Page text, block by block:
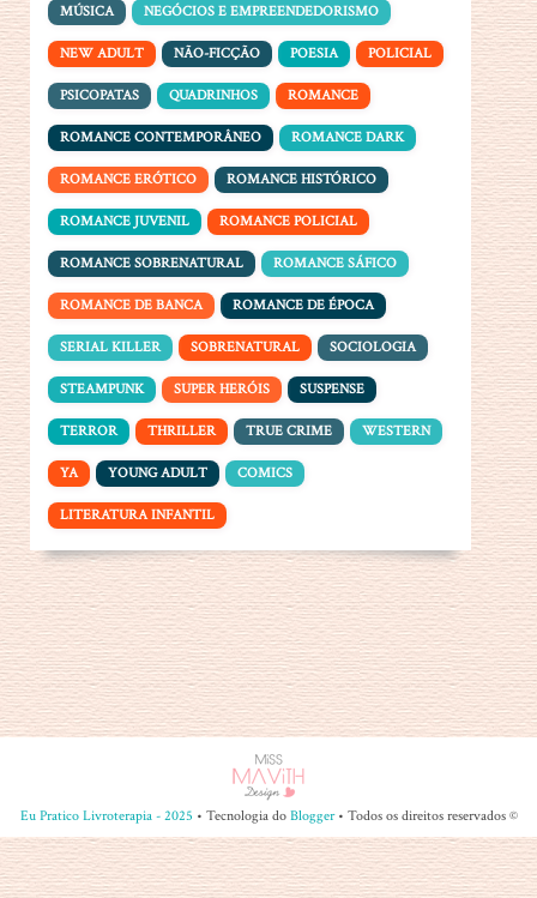
MÚSICA NEGÓCIOS E EMPREENDEDORISMO
NEW ADULT NÃO-FICÇÃO POESIA POLICIAL
PSICOPATAS QUADRINHOS ROMANCE
ROMANCE CONTEMPORÂNEO ROMANCE DARK
ROMANCE ERÓTICO ROMANCE HISTÓRICO
ROMANCE JUVENIL ROMANCE POLICIAL
ROMANCE SOBRENATURAL ROMANCE SÁFICO
ROMANCE DE BANCA ROMANCE DE ÉPOCA
SERIAL KILLER SOBRENATURAL SOCIOLOGIA
STEAMPUNK SUPER HERÓIS SUSPENSE
TERROR THRILLER TRUE CRIME WESTERN
YA YOUNG ADULT COMICS
LITERATURA INFANTIL
Eu Pratico Livroterapia - 2025 • Tecnologia do Blogger• Todos os direitos reservados ©